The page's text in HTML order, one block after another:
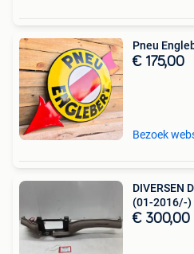
Pneu
€ 175,00
Bezoek
DIVERSEN
(01-2016/-)
€ 300,00